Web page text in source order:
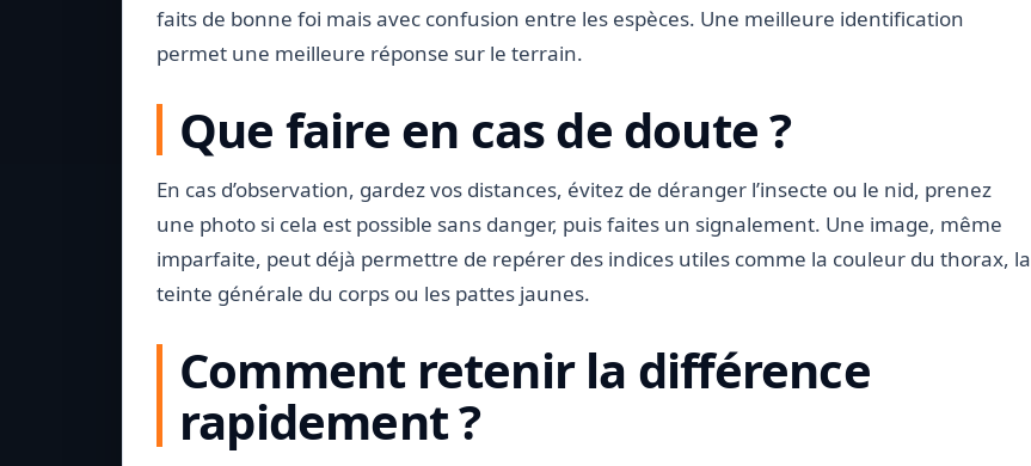
faits de bonne foi mais avec confusion entre les espèces. Une meilleure identification
permet une meilleure réponse sur le terrain.
Que faire en cas de doute ?
En cas d’observation, gardez vos distances, évitez de déranger l’insecte ou le nid, prenez
une photo si cela est possible sans danger, puis faites un signalement. Une image, même
imparfaite, peut déjà permettre de repérer des indices utiles comme la couleur du thorax, la
teinte générale du corps ou les pattes jaunes.
Comment retenir la différence
rapidement ?